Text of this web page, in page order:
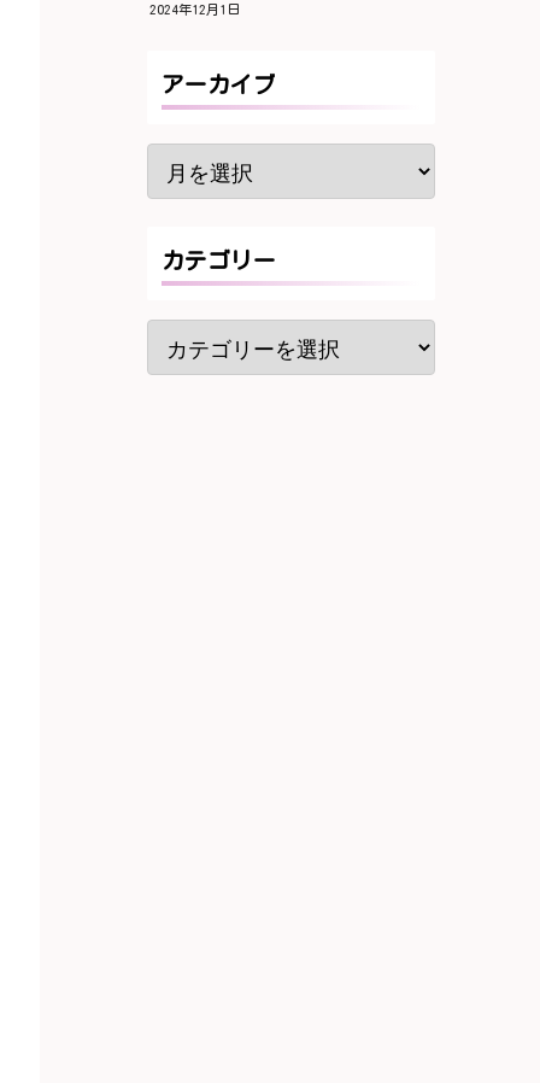
2024年12月1日
アーカイブ
カテゴリー